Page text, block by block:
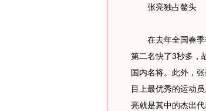
张亮独占鳌头
在去年全国春季
第二名快了3秒多，
国内名将。此外，
目上最优秀的运动
亮就是其中的杰出代